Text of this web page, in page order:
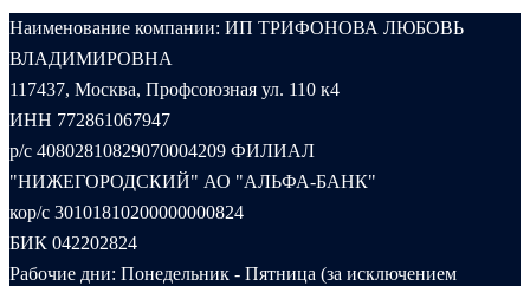
Наименование компании: ИП ТРИФОНОВА ЛЮБОВЬ
ВЛАДИМИРОВНА
117437, Москва, Профсоюзная ул. 110 к4
ИНН 772861067947
р/с 40802810829070004209 ФИЛИАЛ
"НИЖЕГОРОДСКИЙ" АО "АЛЬФА-БАНК"
кор/с 30101810200000000824
БИК 042202824
Рабочие дни: Понедельник - Пятница (за исключением